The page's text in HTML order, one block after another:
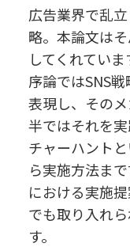
広告業界で乱
略。本論文は
してくれていま
序論ではSNS
表現し、その
半ではそれを
チャーハント
ら実施方法ま
における実施
でも取り入れ
す。